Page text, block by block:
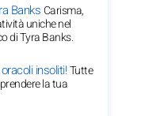
Banks Carisma,
uniche nel
di Tyra Banks.
insoliti!Tutte
la tua